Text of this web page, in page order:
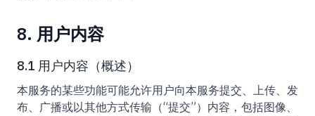
8. 用户内容
8.1 用户内容（概述）
本服务的某些功能可能允许用户向本服务提交、上传、发
布、广播或以其他方式传输（“提交”）内容，包括图像、